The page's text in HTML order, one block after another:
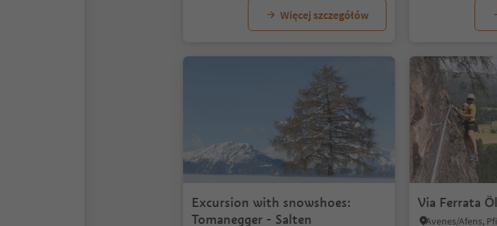
Więcej szczegółów
Excursion with snowshoes:
Tomanegger - Salten
Via Ferrata